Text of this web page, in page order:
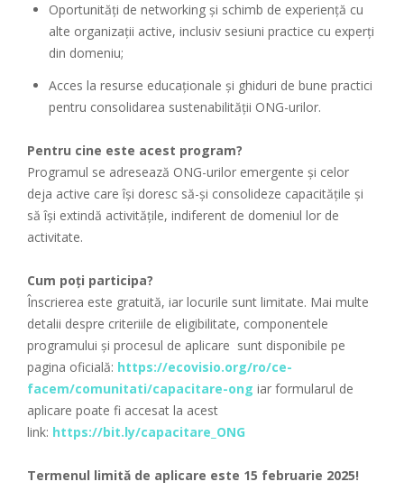
Oportunități de networking și schimb de experiență cu
alte organizații active, inclusiv sesiuni practice cu experți
din domeniu;
Acces la resurse educaționale și ghiduri de bune practici
pentru consolidarea sustenabilității ONG-urilor.
Pentru cine este acest program?
Programul se adresează ONG-urilor emergente și celor
deja active care își doresc să-și consolideze capacitățile și
să își extindă activitățile, indiferent de domeniul lor de
activitate.
Cum poți participa?
Înscrierea este gratuită, iar locurile sunt limitate. Mai multe
detalii despre criteriile de eligibilitate, componentele
programului și procesul de aplicare sunt disponibile pe
pagina oficială: https://ecovisio.org/ro/ce-
facem/comunitati/capacitare-ong iar formularul de
aplicare poate fi accesat la acest
link: https://bit.ly/capacitare_ONG
Termenul limită de aplicare este 15 februarie 2025!